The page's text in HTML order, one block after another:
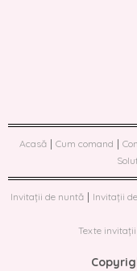
Acasă | Cum comand |
Invitații de nuntă | Invitații
Texte